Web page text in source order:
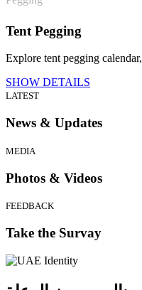
Tent Pegging
Explore tent pegging
SHOW DETAILS
LATEST
News & Updates
MEDIA
Photos & Videos
FEEDBACK
Take the Survay